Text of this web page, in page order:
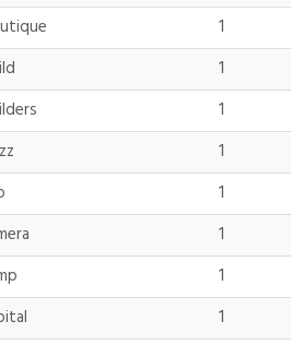
1
1
1
1
1
1
1
1